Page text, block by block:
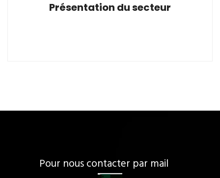
Présentation du secteur
Pour nous contacter par mail